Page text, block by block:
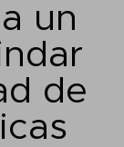
un
de